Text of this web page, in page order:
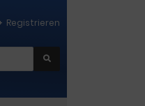
Registrieren